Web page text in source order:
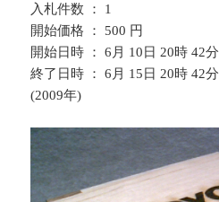
入札件数 ： 1
開始価格 ： 500 円
開始日時 ： 6月 10日 20時 42分
終了日時 ： 6月 15日 20時 42分
(2009年)